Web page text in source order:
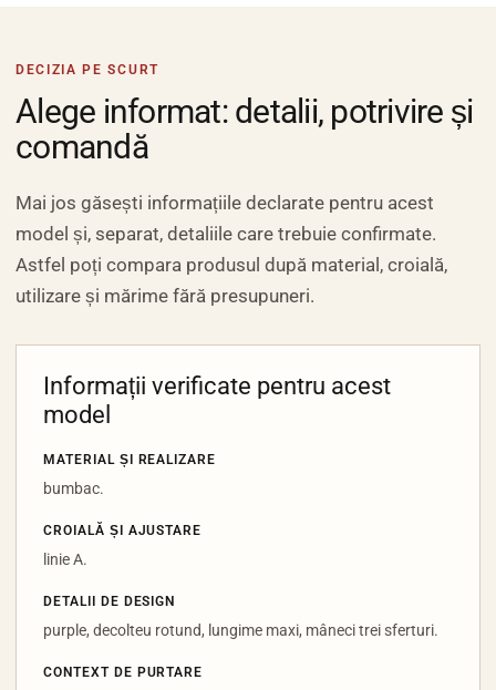
DECIZIA PE SCURT
Alege informat: detalii, potrivire și
comandă
Mai jos găsești informațiile declarate pentru acest
model și, separat, detaliile care trebuie confirmate.
Astfel poți compara produsul după material, croială,
utilizare și mărime fără presupuneri.
Informații verificate pentru acest
model
MATERIAL ȘI REALIZARE
bumbac.
CROIALĂ ȘI AJUSTARE
linie A.
DETALII DE DESIGN
purple, decolteu rotund, lungime maxi, mâneci trei sferturi.
CONTEXT DE PURTARE